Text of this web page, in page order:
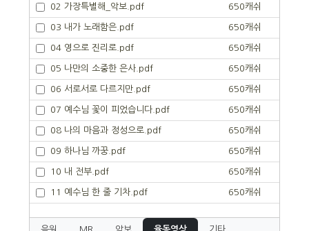
02 가장특별해_악보.pdf 650캐쉬
03 내가 노래함은.pdf 650캐쉬
04 영으로 진리로.pdf 650캐쉬
05 나만의 소중한 은사.pdf 650캐쉬
06 서로서로 다르지만.pdf 650캐쉬
07 예수님 꽃이 피었습니다.pdf 650캐쉬
08 나의 마음과 정성으로.pdf 650캐쉬
09 하나님 까꿍.pdf 650캐쉬
10 내 전부.pdf 650캐쉬
11 예수님 한 줄 기차.pdf 650캐쉬